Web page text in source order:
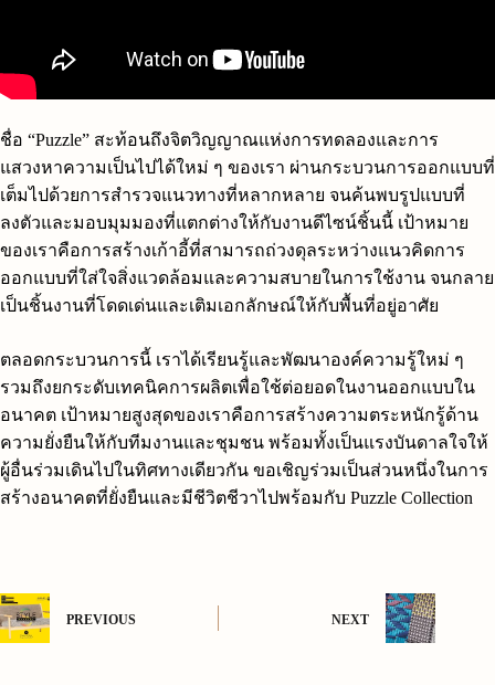
ชื่อ “Puzzle” สะท้อนถึงจิตวิญญาณแห่งการทดลองและการ
แสวงหาความเป็นไปได้ใหม่ ๆ ของเรา ผ่านกระบวนการออกแบบที่
เต็มไปด้วยการสำรวจแนวทางที่หลากหลาย จนค้นพบรูปแบบที่
ลงตัวและมอบมุมมองที่แตกต่างให้กับงานดีไซน์ชิ้นนี้ เป้าหมาย
ของเราคือการสร้างเก้าอี้ที่สามารถถ่วงดุลระหว่างแนวคิดการ
ออกแบบที่ใส่ใจสิ่งแวดล้อมและความสบายในการใช้งาน จนกลาย
เป็นชิ้นงานที่โดดเด่นและเติมเอกลักษณ์ให้กับพื้นที่อยู่อาศัย
ตลอดกระบวนการนี้ เราได้เรียนรู้และพัฒนาองค์ความรู้ใหม่ ๆ
รวมถึงยกระดับเทคนิคการผลิตเพื่อใช้ต่อยอดในงานออกแบบใน
อนาคต เป้าหมายสูงสุดของเราคือการสร้างความตระหนักรู้ด้าน
ความยั่งยืนให้กับทีมงานและชุมชน พร้อมทั้งเป็นแรงบันดาลใจให้
ผู้อื่นร่วมเดินไปในทิศทางเดียวกัน ขอเชิญร่วมเป็นส่วนหนึ่งในการ
สร้างอนาคตที่ยั่งยืนและมีชีวิตชีวาไปพร้อมกับ Puzzle Collection
PREVIOUS NEXT